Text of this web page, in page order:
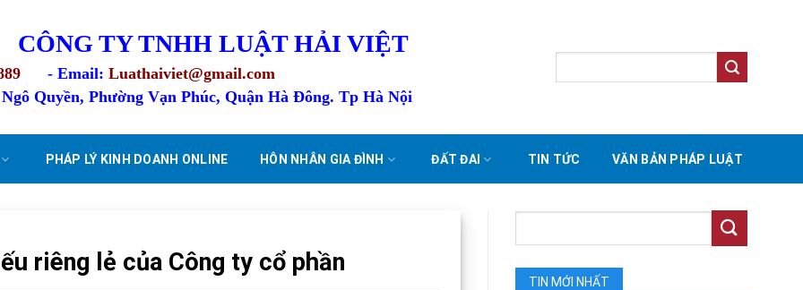
CÔNG TY TNHH LUẬT HẢI VIỆT
- Email: Luathaiviet@gmail.com
Quyền, Phường Vạn Phúc, Quận Hà Đông. Tp Hà Nội
PHÁP LÝ KINH DOANH ONLINE HÔN NHÂN GIA ĐÌNH ĐẤT ĐAI TIN TỨC VĂN BẢN PHÁP LUẬT
riêng lẻ của Công ty cổ phần
TIN MỚI NHẤT